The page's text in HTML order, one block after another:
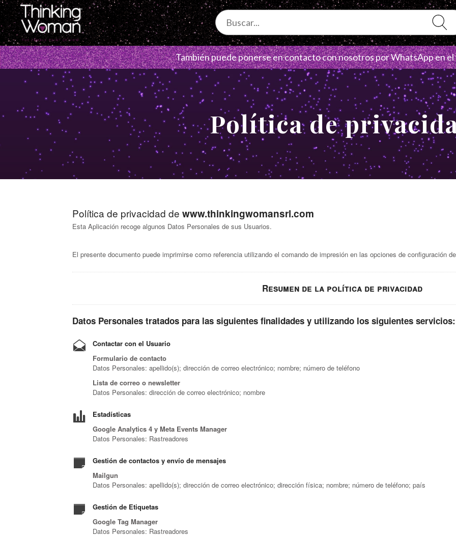
También puede ponerse en contacto con nosotros por WhatsApp en el
Política de
Política de privacidad de www.thinkingwomansrl.com
Esta Aplicación recoge algunos Datos Personales de sus Usuarios.
El presente documento puede imprimirse como referencia utilizando el comando de impresión en las opciones de configuración
Resumen de la política de privacidad
Datos Personales tratados para las siguientes finalidades y utilizando los siguientes servicios:
Contactar con el Usuario
Formulario de contacto
Datos Personales: apellido(s); dirección de correo electrónico; nombre; número de teléfono
Lista de correo o newsletter
Datos Personales: dirección de correo electrónico; nombre
Estadísticas
Google Analytics 4 y Meta Events Manager
Datos Personales: Rastreadores
Gestión de contactos y envío de mensajes
Mailgun
Datos Personales: apellido(s); dirección de correo electrónico; dirección física; nombre; número de teléfono; país
Gestión de Etiquetas
Google Tag Manager
Datos Personales: Rastreadores